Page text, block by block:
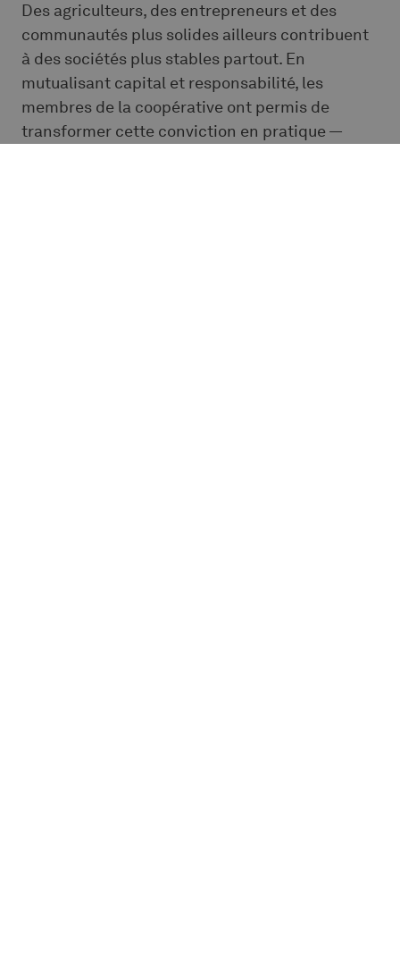
Des agriculteurs, des entrepreneurs et des
communautés plus solides ailleurs contribuent
à des sociétés plus stables partout. En
mutualisant capital et responsabilité, les
membres de la coopérative ont permis de
transformer cette conviction en pratique —